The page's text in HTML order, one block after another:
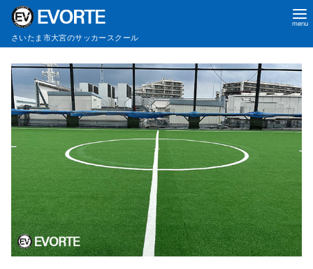
さいたま市大宮のサッカースクール